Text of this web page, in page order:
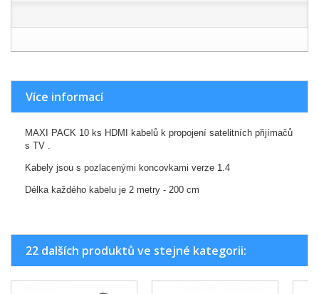
Více informací
MAXI PACK 10 ks HDMI kabelů k propojení satelitních přijímačů
s TV .
Kabely jsou s pozlacenými koncovkami verze 1.4
Délka každého kabelu je 2 metry - 200 cm
22 dalších produktů ve stejné kategorii: